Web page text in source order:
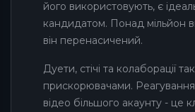
його використовують, є
кандидатом. Понад мільйон
він перенасичений.
Дуети, стічі та колаборації
прискорювачами. Реагування
відео більшого акаунту - це